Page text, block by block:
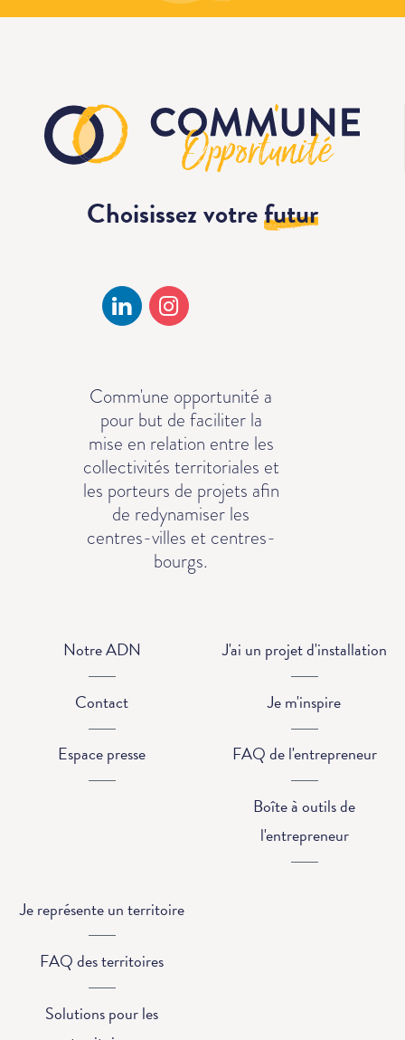
Choisissez votrefutur
Comm'une opportunité a
pour but de faciliter la
mise en relation entre les
collectivités territoriales et
les porteurs de projets afin
de redynamiser les
centres-villes et centres-
bourgs.
Notre ADN
Contact
Espace presse
J'ai un projet d'installation
Je m'inspire
FAQ de l'entrepreneur
Boîte à outils de
l'entrepreneur
Je représente un territoire
FAQ des territoires
Solutions pour les